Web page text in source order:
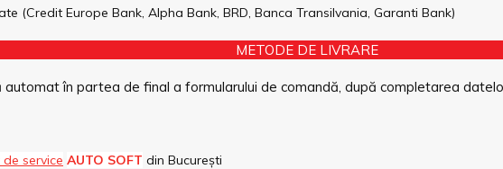
(Credit Europe Bank, Alpha Bank, BRD, Banca Transilvania, Garanti Bank)
METODE DE LIVRARE
automat în partea de final a formularului de comandă, după completarea
service AUTO SOFT din București